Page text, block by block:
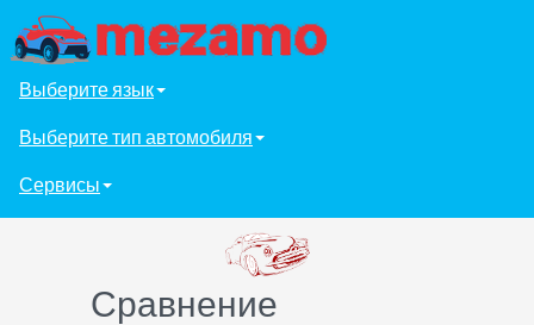
Выберите язык
Выберите тип автомобиля
Сервисы
Сравнение